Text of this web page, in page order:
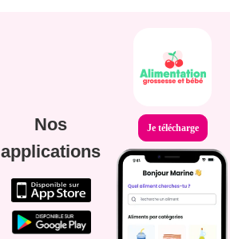
Nos
applications
Je télécharge